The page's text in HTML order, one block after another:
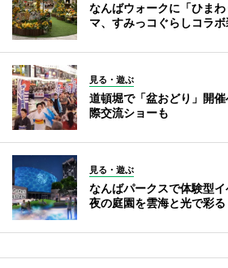
なんばウォークに「ひま
マ、すみっコぐらしコラボ
見る・遊ぶ
道頓堀で「盆おどり」開
際交流ショーも
見る・遊ぶ
なんばパークスで体験型
夜の庭園を雲海と光で彩る